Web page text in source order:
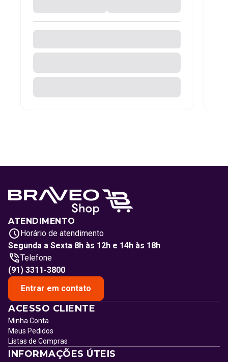
ATENDIMENTO
Horário de atendimento
Segunda a Sexta 8h às 12h e 14h às 18h
Telefone
(91) 3311-3800
Entrar em contato
ACESSO CLIENTE
Minha Conta
Meus Pedidos
Listas de Compras
INFORMAÇÕES ÚTEIS